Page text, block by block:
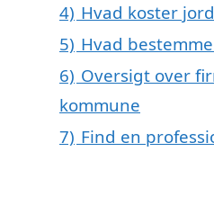
4) Hvad koster
5) Hvad
6) Oversigt over
kommune
7) Find en